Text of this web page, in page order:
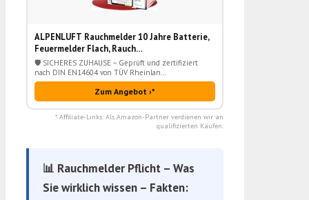
ALPENLUFT Rauchmelder 10 Jahre Batterie,
Feuermelder Flach, Rauch…
🛡️ SICHERES ZUHAUSE – Geprüft und zertifiziert
nach DIN EN14604 von TÜV Rheinlan…
Zum Angebot ›*
* Affiliate-Links: Als Amazon-Partner verdienen wir an
qualifizierten Käufen.
📊 Rauchmelder Pflicht – Was
Sie wirklich wissen – Fakten: